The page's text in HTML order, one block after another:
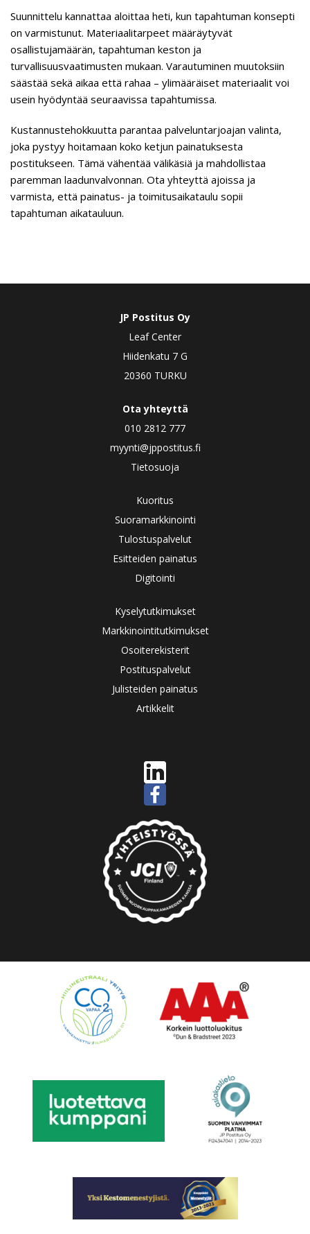
Suunnittelu kannattaa aloittaa heti, kun tapahtuman konsepti
on varmistunut. Materiaalitarpeet määräytyvät
osallistujamäärän, tapahtuman keston ja
turvallisuusvaatimusten mukaan. Varautuminen muutoksiin
säästää sekä aikaa että rahaa – ylimääräiset materiaalit voi
usein hyödyntää seuraavissa tapahtumissa.
Kustannustehokkuutta parantaa palveluntarjoajan valinta,
joka pystyy hoitamaan koko ketjun painatuksesta
postitukseen. Tämä vähentää välikäsiä ja mahdollistaa
paremman laadunvalvonnan. Ota yhteyttä ajoissa ja
varmista, että painatus- ja toimitusaikataulu sopii
tapahtuman aikatauluun.
JP Postitus Oy
Leaf Center
Hiidenkatu 7 G
20360 TURKU
Ota yhteyttä
010 2812 777
myynti@jppostitus.fi
Tietosuoja
Kuoritus
Suoramarkkinointi
Tulostuspalvelut
Esitteiden painatus
Digitointi
Kyselytutkimukset
Markkinointitutkimukset
Osoiterekisterit
Postituspalvelut
Julisteiden painatus
Artikkelit